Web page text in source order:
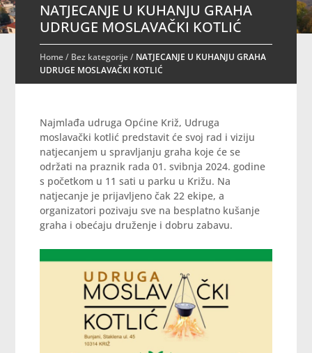
NATJECANJE U KUHANJU GRAHA
UDRUGE MOSLAVAČKI KOTLIĆ
Home/ Bez kategorije/ NATJECANJE U KUHANJU GRAHA
UDRUGE MOSLAVAČKI KOTLIĆ
Najmlađa udruga Općine Križ, Udruga
moslavački kotlić predstavit će svoj rad i viziju
natjecanjem u spravljanju graha koje će se
održati na praznik rada 01. svibnja 2024. godine
s početkom u 11 sati u parku u Križu. Na
natjecanje je prijavljeno čak 22 ekipe, a
organizatori pozivaju sve na besplatno kušanje
graha i obećaju druženje i dobru zabavu.